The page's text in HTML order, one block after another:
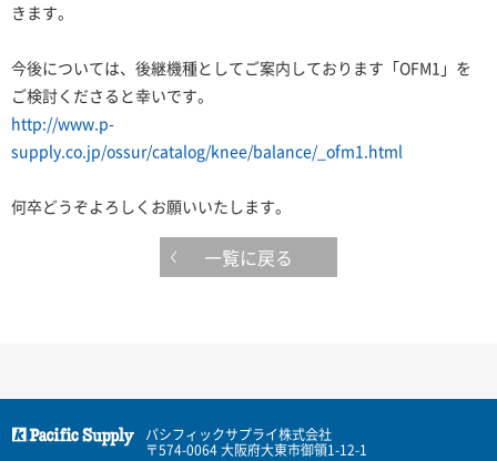
きます。
今後については、後継機種としてご案内しております「OFM1」を
ご検討くださると幸いです。
http://www.p-
supply.co.jp/ossur/catalog/knee/balance/_ofm1.html
何卒どうぞよろしくお願いいたします。
一覧に戻る
パシフィックサプライ株式会社
〒574-0064 大阪府大東市御領1-12-1